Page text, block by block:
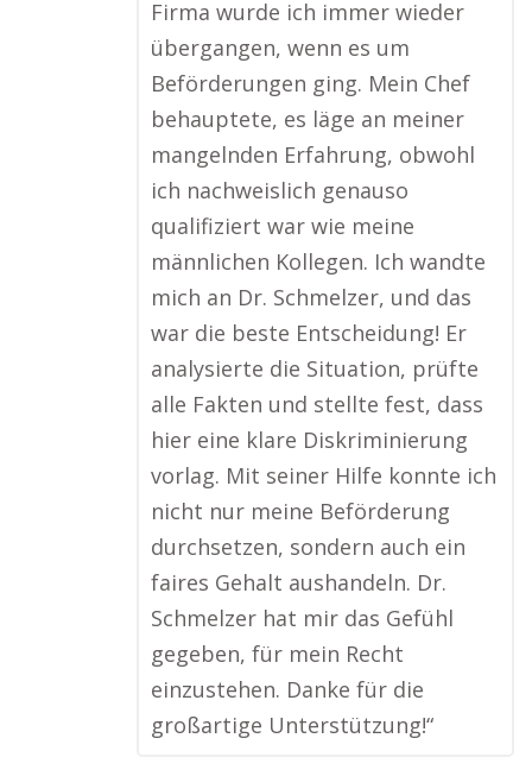
Firma wurde ich immer wieder
übergangen, wenn es um
Beförderungen ging. Mein Chef
behauptete, es läge an meiner
mangelnden Erfahrung, obwohl
ich nachweislich genauso
qualifiziert war wie meine
männlichen Kollegen. Ich wandte
mich an Dr. Schmelzer, und das
war die beste Entscheidung! Er
analysierte die Situation, prüfte
alle Fakten und stellte fest, dass
hier eine klare Diskriminierung
vorlag. Mit seiner Hilfe konnte ich
nicht nur meine Beförderung
durchsetzen, sondern auch ein
faires Gehalt aushandeln. Dr.
Schmelzer hat mir das Gefühl
gegeben, für mein Recht
einzustehen. Danke für die
großartige Unterstützung!“